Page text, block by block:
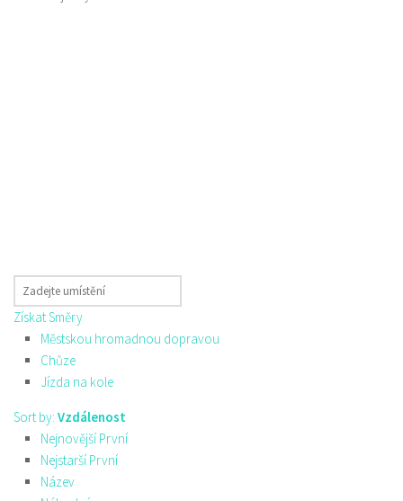
Získat Směry
Městskou hromadnou dopravou
Chůze
Jízda na kole
Sort by: Vzdálenost
Nejnovější První
Nejstarší První
Název